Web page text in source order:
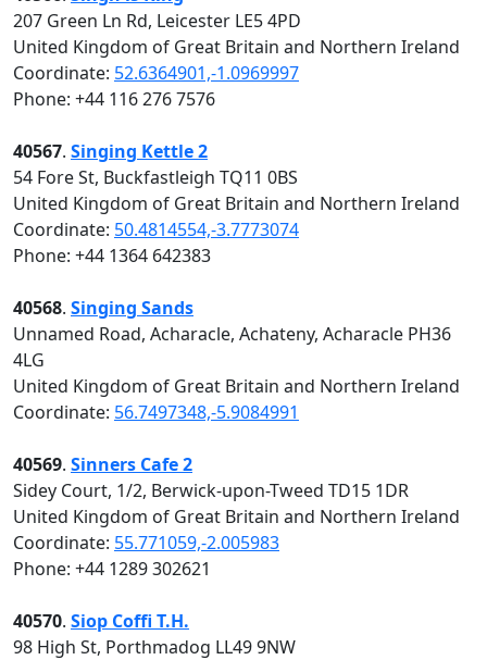
207 Green Ln Rd, Leicester LE5 4PD
United Kingdom of Great Britain and Northern Ireland
Coordinate: 52.6364901,-1.0969997
Phone: +44 116 276 7576
40567. Singing Kettle 2
54 Fore St, Buckfastleigh TQ11 0BS
United Kingdom of Great Britain and Northern Ireland
Coordinate: 50.4814554,-3.7773074
Phone: +44 1364 642383
40568. Singing Sands
Unnamed Road, Acharacle, Achateny, Acharacle PH36
4LG
United Kingdom of Great Britain and Northern Ireland
Coordinate: 56.7497348,-5.9084991
40569. Sinners Cafe 2
Sidey Court, 1/2, Berwick-upon-Tweed TD15 1DR
United Kingdom of Great Britain and Northern Ireland
Coordinate: 55.771059,-2.005983
Phone: +44 1289 302621
40570. Siop Coffi T.H.
98 High St, Porthmadog LL49 9NW